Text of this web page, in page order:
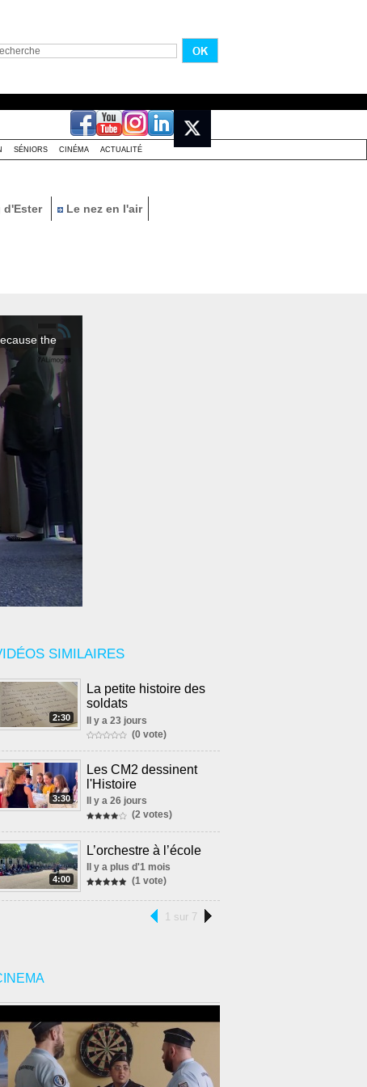
SÉNIORS CINÉMA ACTUALITÉ
d'Ester Le nez en l'air
SIMILAIRES
2:30
La petite histoire des
soldats
Il y a 23 jours
(0 vote)
3:30
Les CM2 dessinent
l'Histoire
Il y a 26 jours
(2 votes)
4:00
L’orchestre à l’école
Il y a plus d'1 mois
(1 vote)
1 sur 7